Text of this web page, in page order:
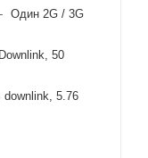
Один 2G / 3G
50
downlink, 5.76